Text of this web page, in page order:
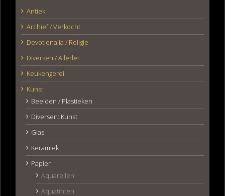
Antiek
Archief / Verkocht
Devotionalia / Religie
Diversen / Allerlei
Keukengerei
Kunst
Beelden / Plastieken
Diversen: Kunst
Glas
Keramiek
Papier
Aquarellen
Aquatinten